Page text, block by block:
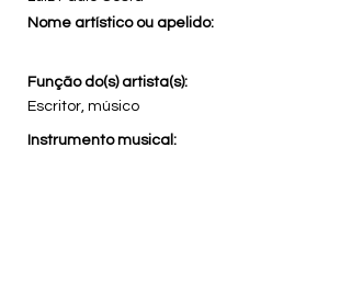
Nome artístico ou apelido:
Função do(s) artista(s):
Escritor, músico
Instrumento musical: